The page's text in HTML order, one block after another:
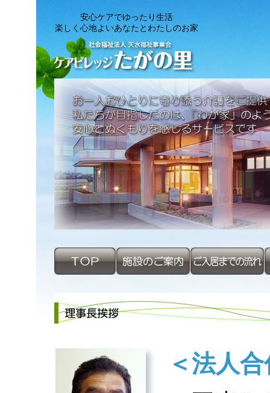
安心ケアでゆったり生活
楽しく心地よいあなたとわたしのお家
＜法人